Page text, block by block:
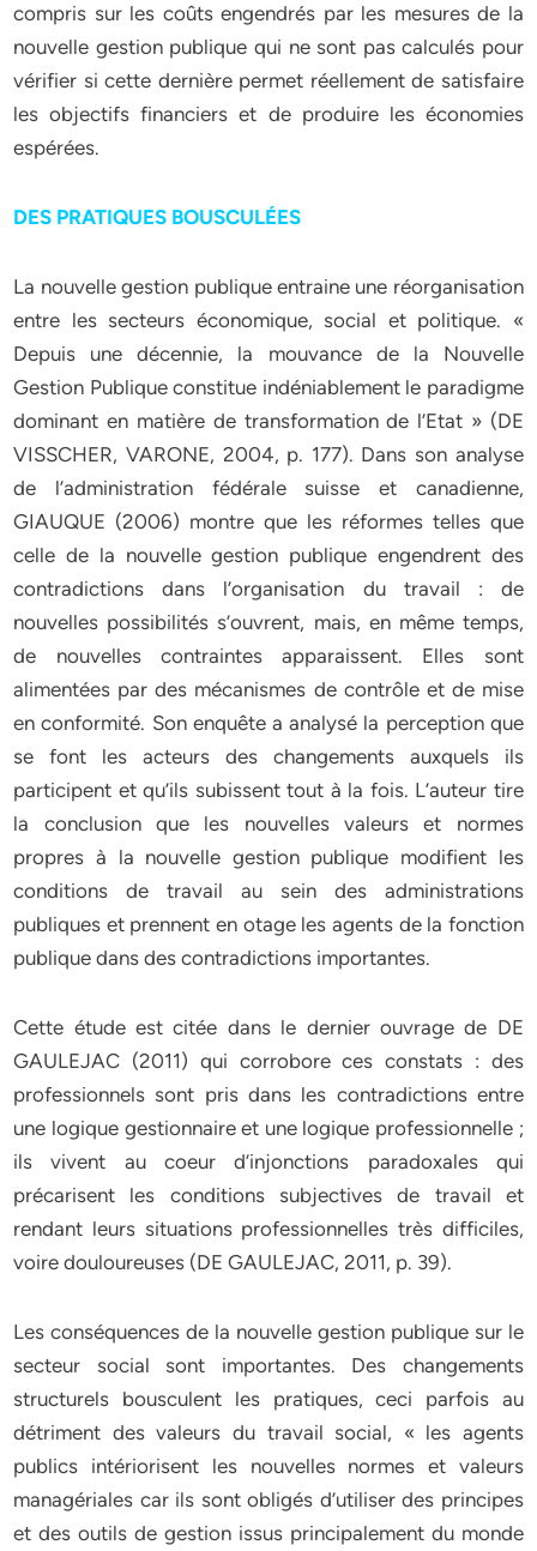
compris sur les coûts engendrés par les mesures de la
nouvelle gestion publique qui ne sont pas calculés pour
vérifier si cette dernière permet réellement de satisfaire
les objectifs financiers et de produire les économies
espérées.
DES PRATIQUES BOUSCULÉES
La nouvelle gestion publique entraine une réorganisation
entre les secteurs économique, social et politique. «
Depuis une décennie, la mouvance de la Nouvelle
Gestion Publique constitue indéniablement le paradigme
dominant en matière de transformation de l’Etat » (DE
VISSCHER, VARONE, 2004, p. 177). Dans son analyse
de l’administration fédérale suisse et canadienne,
GIAUQUE (2006) montre que les réformes telles que
celle de la nouvelle gestion publique engendrent des
contradictions dans l’organisation du travail : de
nouvelles possibilités s’ouvrent, mais, en même temps,
de nouvelles contraintes apparaissent. Elles sont
alimentées par des mécanismes de contrôle et de mise
en conformité. Son enquête a analysé la perception que
se font les acteurs des changements auxquels ils
participent et qu’ils subissent tout à la fois. L’auteur tire
la conclusion que les nouvelles valeurs et normes
propres à la nouvelle gestion publique modifient les
conditions de travail au sein des administrations
publiques et prennent en otage les agents de la fonction
publique dans des contradictions importantes.
Cette étude est citée dans le dernier ouvrage de DE
GAULEJAC (2011) qui corrobore ces constats : des
professionnels sont pris dans les contradictions entre
une logique gestionnaire et une logique professionnelle ;
ils vivent au coeur d’injonctions paradoxales qui
précarisent les conditions subjectives de travail et
rendant leurs situations professionnelles très difficiles,
voire douloureuses (DE GAULEJAC, 2011, p. 39).
Les conséquences de la nouvelle gestion publique sur le
secteur social sont importantes. Des changements
structurels bousculent les pratiques, ceci parfois au
détriment des valeurs du travail social, « les agents
publics intériorisent les nouvelles normes et valeurs
managériales car ils sont obligés d’utiliser des principes
et des outils de gestion issus principalement du monde